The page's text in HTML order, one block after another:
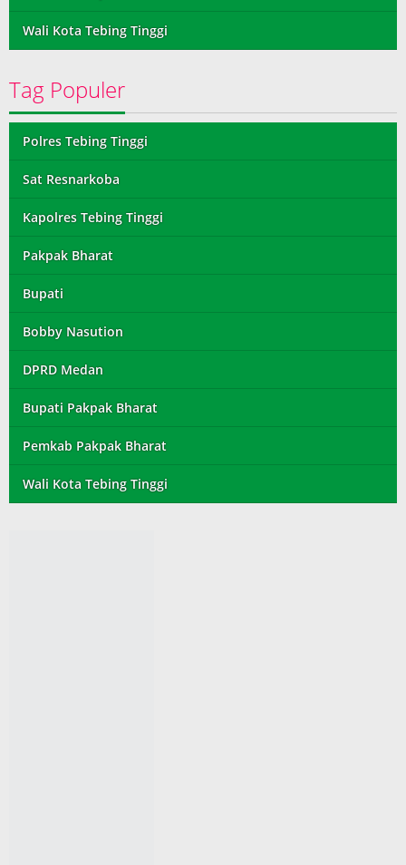
Wali Kota Tebing Tinggi
Tag Populer
Polres Tebing Tinggi
Sat Resnarkoba
Kapolres Tebing Tinggi
Pakpak Bharat
Bupati
Bobby Nasution
DPRD Medan
Bupati Pakpak Bharat
Pemkab Pakpak Bharat
Wali Kota Tebing Tinggi